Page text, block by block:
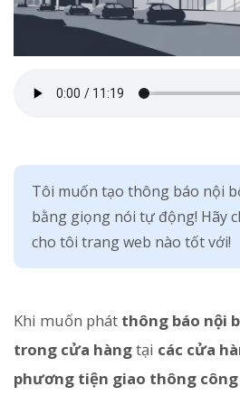
Tôi muốn tạo thông báo nội
bằng giọng nói tự động! Hãy
cho tôi trang web nào tốt với!
Khi muốn phát thông báo nội
trong cửa hàngtại các cửa
phương tiện giao thông